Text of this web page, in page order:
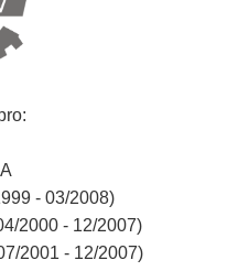
- 03/2008)
2000 - 12/2007)
2001 - 12/2007)